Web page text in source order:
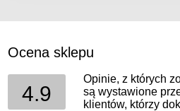
Ocena sklepu
4.9
Opinie, z których
są wystawione
klientów, którzy